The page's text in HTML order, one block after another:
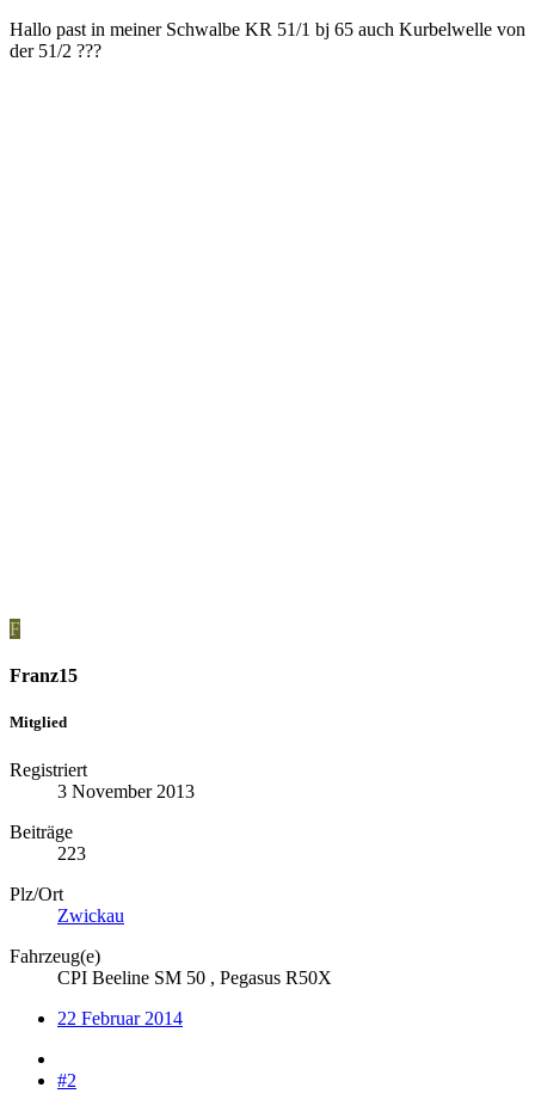
Hallo past in meiner Schwalbe KR 51/1 bj 65 auch Kurbelwelle von
der 51/2 ???
F
Franz15
Mitglied
Registriert
3 November 2013
Beiträge
223
Plz/Ort
Zwickau
Fahrzeug(e)
CPI Beeline SM 50 , Pegasus R50X
22 Februar 2014
#2